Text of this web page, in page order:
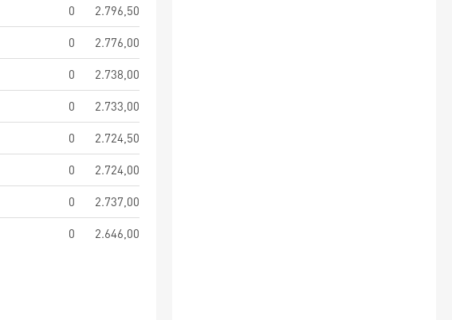
0
2.796,50
0
2.776,00
0
2.738,00
0
2.733,00
0
2.724,50
0
2.724,00
0
2.737,00
0 2.646,00